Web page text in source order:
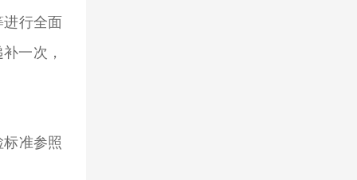
行全面
一次，
准参照